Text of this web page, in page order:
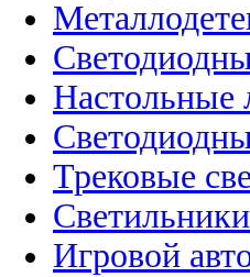
Настольные
Трековые
Светильники
Игровой